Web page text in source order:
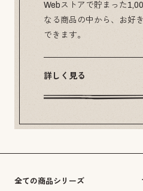
Webストアで貯まった
なる商品の中から、お好
できます。
詳しく見る
全ての商品シリーズ